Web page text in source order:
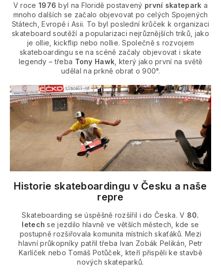
V roce 1976 byl na Floridě postavený první skatepark a
mnoho dalších se začalo objevovat po celých Spojených
Státech, Evropě i Asii. To byl poslední krůček k organizaci
skateboard soutěží a popularizaci nejrůznějších triků, jako
je ollie, kickflip nebo nollie. Společně s rozvojem
skateboardingu se na scéně začaly objevovat i skate
legendy – třeba Tony Hawk , který jako první na světě
udělal na prkně obrat o 900°.
Historie skateboardingu v Česku a naše
repre
Skateboarding se úspěšně rozšířil i do Česka. V 80.
letech se jezdilo hlavně ve větších městech, kde se
postupně rozšiřovala komunita místních skaťáků. Mezi
hlavní průkopníky patřil třeba Ivan Zobák Pelikán, Petr
Karlíček nebo Tomáš Potůček, kteří přispěli ke stavbě
nových skateparků.